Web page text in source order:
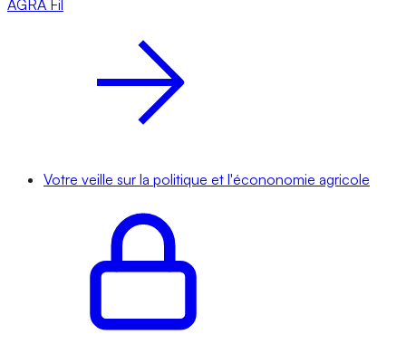
AGRA Fil
Votre veille sur la politique et l'écononomie agricole